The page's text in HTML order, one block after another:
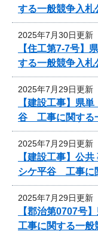
する一般競争入札
2025年7月30日更新
【住工第7-7号】
する一般競争入札
2025年7月29日更新
【建設工事】県
谷 工事に関する
2025年7月29日更新
【建設工事】公
シケ平谷 工事に
2025年7月29日更新
【郡治第0707号
工事に関する一般